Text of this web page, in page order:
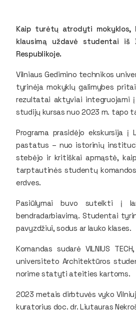
Kaip turėtų atrodyti
klausimą uždavė studentai iš
Respublikoje.
Vilniaus Gedimino technikos
tyrinėja mokyklų galimybes
rezultatai aktyviai integruojami
studijų kursas nuo 2023 m. tapo
Programa prasidėjo ekskursija
pastatus – nuo istorinių
stebėjo ir kritiškai apmąstė,
tarptautinės studentų
erdves.
Pasiūlymai buvo sutelkti į
bendradarbiavimą. Studentai
pavyzdžiui, sodus ar lauko klases.
Komandas sudarė VILNIUS
universiteto Architektūros
norime statyti ateities kartoms.
2023 metais dirbtuvės vyko
kuratorius doc. dr. Liutauras